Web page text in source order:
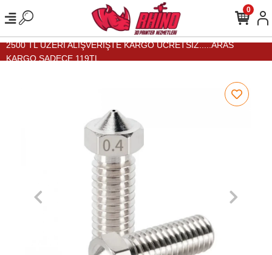
2500 TL ÜZERİ ALIŞVERİŞTE KARGO ÜCRETSİZ.....ARAS
KARGO SADECE 119TL...
0